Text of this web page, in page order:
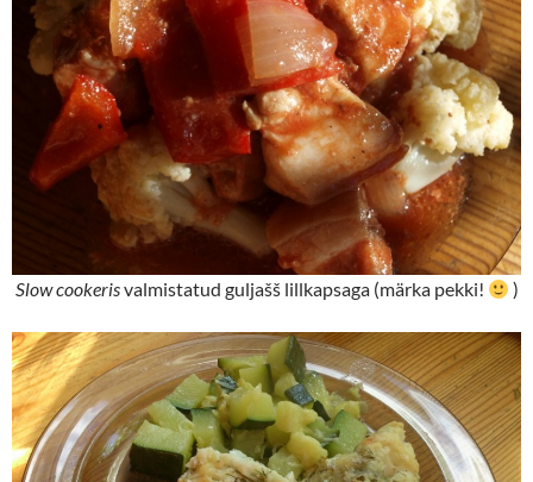
Slow cookerisvalmistatud guljašš lillkapsaga (märka pekki! )